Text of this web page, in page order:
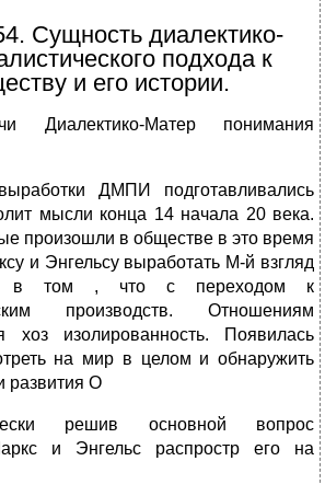
Сущность диалектико-
подхода к
и его истории.
Диалектико-Матер понимания
ДМПИ подготавливались
мысли конца 14 начала 20 века.
произошли в обществе в это время
и Энгельсу выработать М-й взгляд
том , что с переходом к
производств. Отношениям
хоз изолированность. Появилась
на мир в целом и обнаружить
развития О
решив основной вопрос
и Энгельс распростр его на